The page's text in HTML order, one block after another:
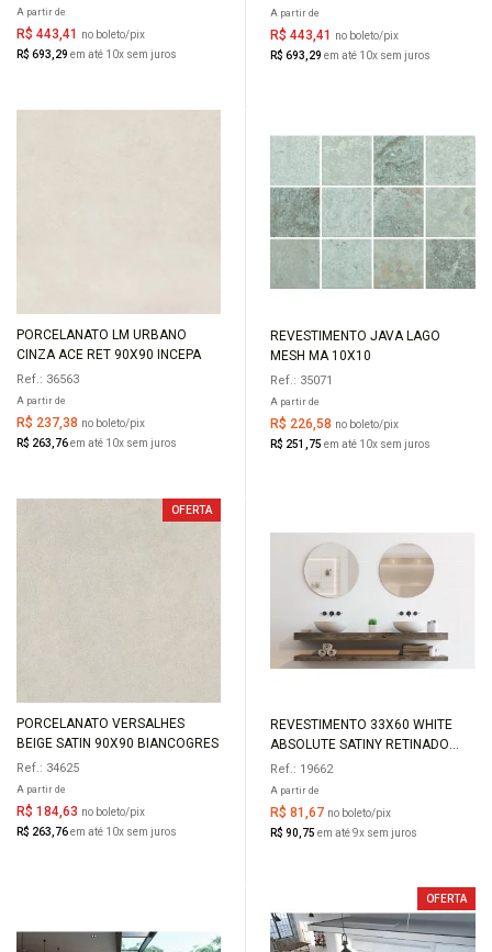
A partir de
R$ 443,41
no boleto/pix
R$ 693,29 em até 10x sem juros
A partir de
R$ 443,41
no boleto/pix
R$ 693,29 em até 10x sem juros
COMPRAR
PORCELANATO LM URBANO
CINZA ACE RET 90X90 INCEPA
Ref.: 36563
A partir de
R$ 237,38 no boleto/pix
R$ 263,76em até 10x sem juros
COMPRAR
REVESTIMENTO JAVA LAGO
MESH MA 10X10
Ref.: 35071
A partir de
R$ 226,58 no boleto/pix
R$ 251,75 em até 10x sem juros
OFERTA
COMPRAR
PORCELANATO VERSALHES
BEIGE SATIN 90X90 BIANCOGRES
Ref.: 34625
A partir de
R$ 184,63 no boleto/pix
R$ 263,76em até 10x sem juros
COMPRAR
REVESTIMENTO 33X60 WHITE
ABSOLUTE SATINY RETINADO
RT57800 EMBRAMACO
Ref.: 19662
A partir de
R$ 81,67 no boleto/pix
R$ 90,75 em até 9x sem juros
OFERTA